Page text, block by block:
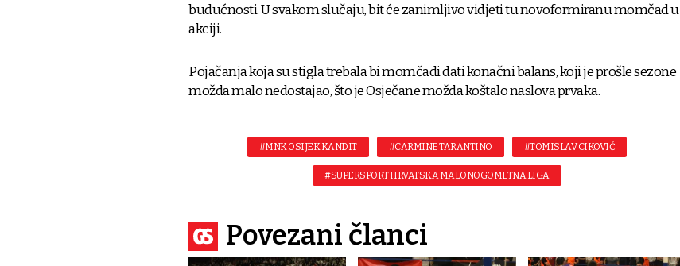
budućnosti. U svakom slučaju, bit će zanimljivo vidjeti tu novoformiranu momčad u
akciji.
Pojačanja koja su stigla trebala bi momčadi dati konačni balans, koji je prošle sezone
možda malo nedostajao, što je Osječane možda koštalo naslova prvaka.
#MNK OSIJEK KANDIT #CARMINE TARANTINO #TOMISLAV CIKOVIĆ
#SUPERSPORT HRVATSKA MALONOGOMETNA LIGA
Povezani članci